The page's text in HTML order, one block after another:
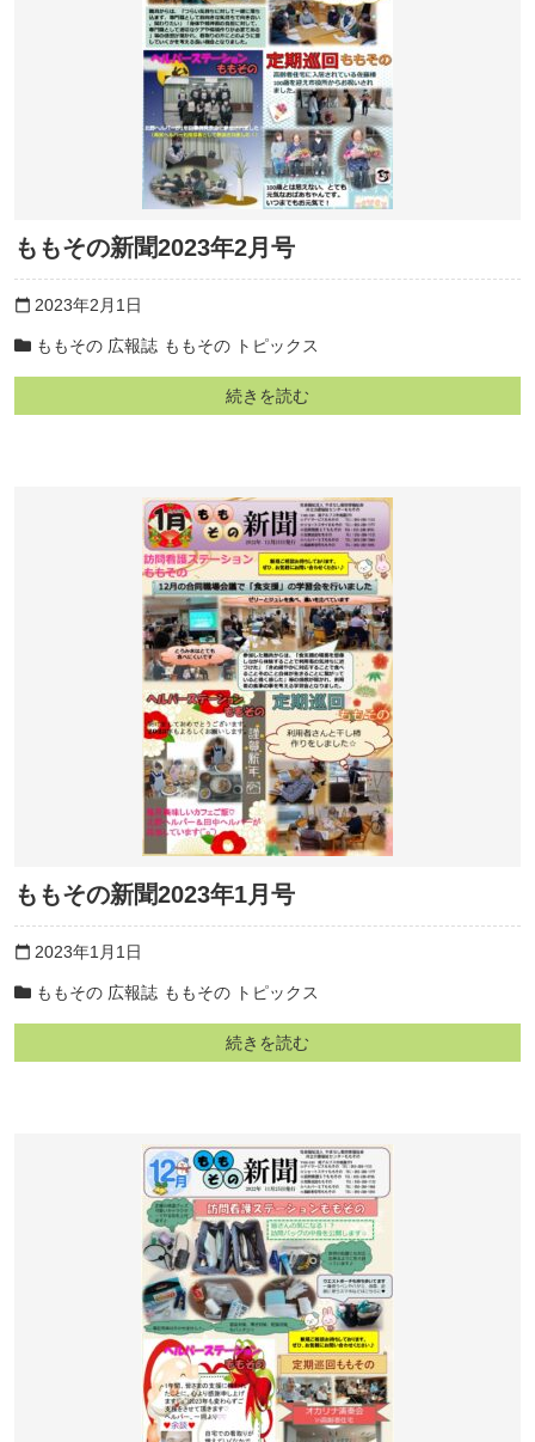
ももその新聞2023年2月号
calendar_today 2023年2月1日
ももその 広報誌 ももその トピックス
続きを読む
ももその新聞2023年1月号
calendar_today 2023年1月1日
ももその 広報誌 ももその トピックス
続きを読む